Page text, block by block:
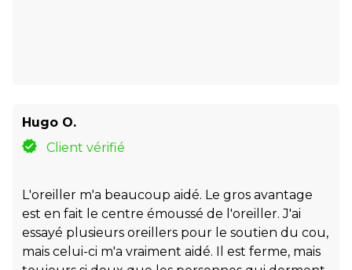
Hugo O.
Client vérifié
L'oreiller m'a beaucoup aidé. Le gros avantage
est en fait le centre émoussé de l'oreiller. J'ai
essayé plusieurs oreillers pour le soutien du cou,
mais celui-ci m'a vraiment aidé. Il est ferme, mais